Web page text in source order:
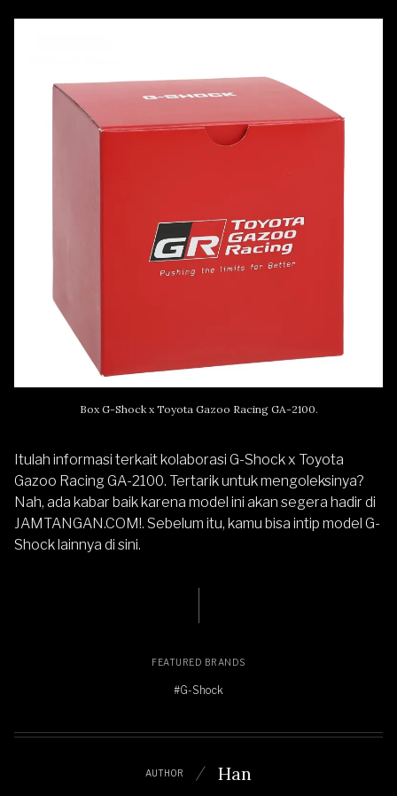
Box G-Shock x Toyota Gazoo Racing GA-2100.
Itulah informasi terkait kolaborasi G-Shock x Toyota
Gazoo Racing GA-2100. Tertarik untuk mengoleksinya?
Nah, ada kabar baik karena model ini akan segera hadir di
JAMTANGAN.COM!. Sebelum itu, kamu bisa intip model G-
Shock lainnya di sini.
FEATURED BRANDS
#G-Shock
AUTHOR Han